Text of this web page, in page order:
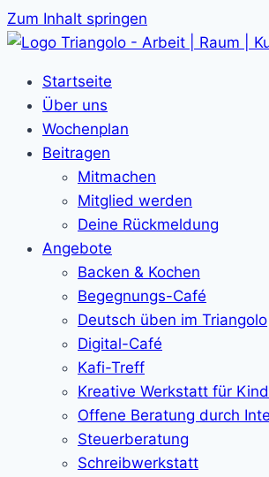
Zum Inhalt springen
Startseite
Über uns
Wochenplan
Beitragen
Mitmachen
Mitglied werden
Deine Rückmeldung
Angebote
Backen & Kochen
Begegnungs-Café
Deutsch üben im Triangolo
Digital-Café
Kafi-Treff
Kreative Werkstatt für
Offene Beratung durch
Steuerberatung
Schreibwerkstatt